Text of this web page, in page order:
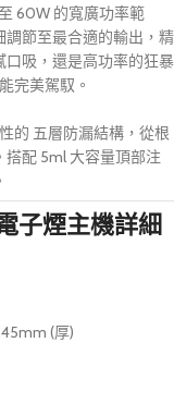
60W 的寬廣功率範
節至最合適的輸出，精
吸，還是高功率的狂暴
完美駕馭。
的 五層防漏結構，從根
配 5ml 大容量頂部注
子煙主機詳細
(厚)